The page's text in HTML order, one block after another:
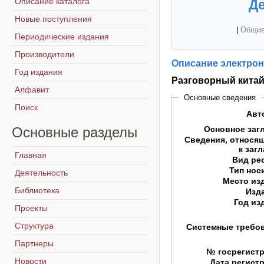
Описание
Разговорный
Основные сведения
Основное
Сведения,
к
Вид
Тип
Место
Год
Системные
№
Новые поступления
Периодические издания
Производители
Год издания
Алфавит
Поиск
Основные разделы
Главная
Деятельность
Библиотека
Проекты
Структура
Партнеры
Новости